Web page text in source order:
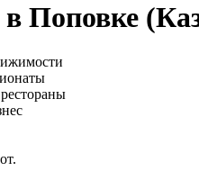
Поповке